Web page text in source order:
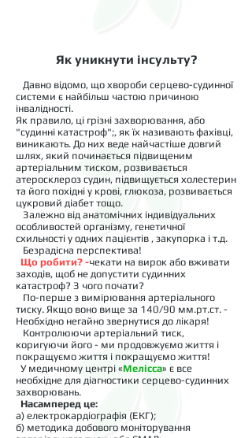
Як уникнути інсульту?
Давно відомо, що хвороби серцево-судинної
системи є найбільш частою причиною
інвалідності.
Як правило, ці грізні захворювання, або
"судинні катастроф";, як їх називають фахівці,
виникають. До них веде найчастіше довгий
шлях, який починається підвищеним
артеріальним тиском, розвивається
атеросклероз судин, підвищується холестерин
та його похідні у крові, глюкоза, розвивається
цукровий діабет тощо.
Залежно від анатомічних індивідуальних
особливостей організму, генетичної
схильності у одних пацієнтів , закупорка і т.д.
Безрадісна перспектива!
Що робити? -чекати на вирок або вживати
заходів, щоб не допустити судинних
катастроф? З чого почати?
По-перше з вимірювання артеріального
тиску. Якщо воно вище за 140/90 мм.рт.ст. -
Необхідно негайно звернутися до лікаря!
Контролюючи артеріальний тиск,
коригуючи його - ми продовжуємо життя і
покращуємо життя і покращуємо життя!
У медичному центрі «Мелісса» є все
необхідне для діагностики серцево-судинних
захворювань.
Насамперед це:
а) електрокардіографія (ЕКГ);
б) методика добового моніторування